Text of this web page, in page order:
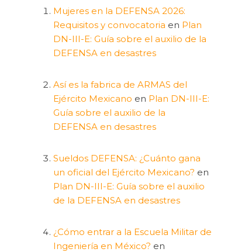
Mujeres en la DEFENSA 2026:
Requisitos y convocatoria en Plan
DN-III-E: Guía sobre el auxilio de la
DEFENSA en desastres
Así es la fabrica de ARMAS del
Ejército Mexicano en Plan DN-III-E:
Guía sobre el auxilio de la
DEFENSA en desastres
Sueldos DEFENSA: ¿Cuánto gana
un oficial del Ejército Mexicano? en
Plan DN-III-E: Guía sobre el auxilio
de la DEFENSA en desastres
¿Cómo entrar a la Escuela Militar de
Ingeniería en México? en